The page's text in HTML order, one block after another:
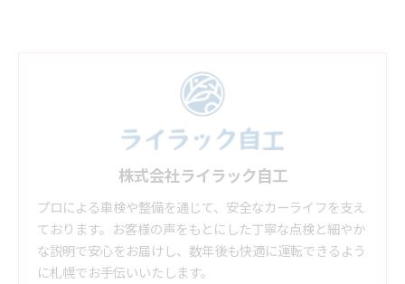
株式会社ライラック自工
プロによる車検や整備を通じて、安全なカーライフを支え
ております。お客様の声をもとにした丁寧な点検と細やか
な説明で安心をお届けし、数年後も快適に運転できるよう
に札幌でお手伝いいたします。